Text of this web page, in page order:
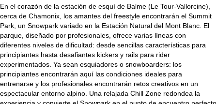
En el corazón de la estación de esquí de Balme (Le Tour-Vallorcine),
cerca de Chamonix, los amantes del freestyle encontrarán el Summit
Park, un Snowpark variado en la Estación Natural del Mont Blanc. El
parque, diseñado por profesionales, ofrece varias líneas con
diferentes niveles de dificultad: desde sencillas características para
principiantes hasta desafiantes kickers y rails para rider
experimentados. Ya sean esquiadores o snowboarders: los
principiantes encontrarán aquí las condiciones ideales para
entrenarse y los profesionales encontrarán retos creativos en un
espectacular entorno alpino. Una relajada Chill Zone redondea la